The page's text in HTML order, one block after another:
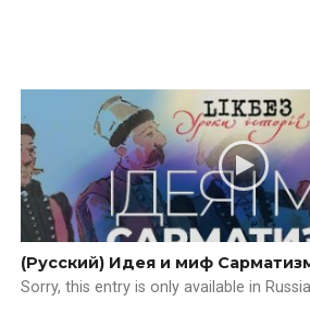
(Русский) Идея и миф
Sorry, this entry is only available in